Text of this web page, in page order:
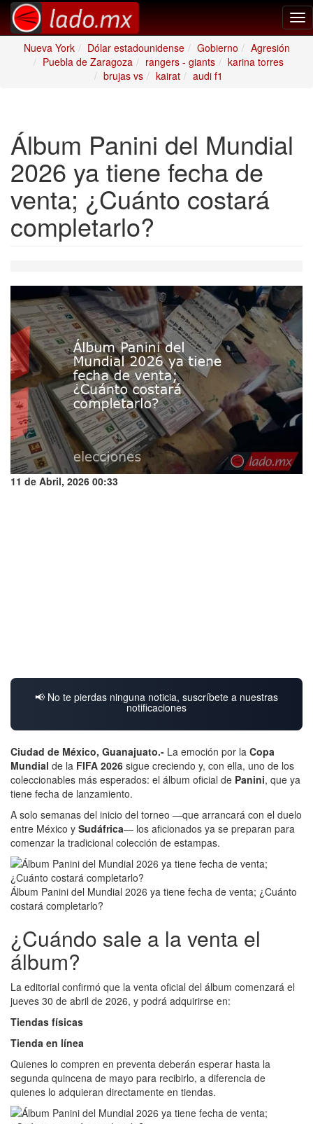
Nueva York
Dólar estadounidense Gobierno
Agresión
Puebla de Zaragoza
rangers - giants
karina torres
brujas vs
kairat audi f1
Álbum Panini del Mundial
2026 ya tiene fecha de
venta; ¿Cuánto costará
completarlo?
11 de Abril, 2026 00:33
📢 No te pierdas ninguna noticia, suscríbete a nuestras
notificaciones
Ciudad de México, Guanajuato.- La emoción por la Copa
Mundial de la FIFA 2026 sigue creciendo y, con ella, uno de los
coleccionables más esperados: el álbum oficial de Panini, que ya
tiene fecha de lanzamiento.
A solo semanas del inicio del torneo —que arrancará con el duelo
entre México y Sudáfrica— los aficionados ya se preparan para
comenzar la tradicional colección de estampas.
Álbum Panini del Mundial 2026 ya tiene fecha de venta; ¿Cuánto
costará completarlo?
¿Cuándo sale a la venta el
álbum?
La editorial confirmó que la venta oficial del álbum comenzará el
jueves 30 de abril de 2026, y podrá adquirirse en:
Tiendas físicas
Tienda en línea
Quienes lo compren en preventa deberán esperar hasta la
segunda quincena de mayo para recibirlo, a diferencia de
quienes lo adquieran directamente en tiendas.